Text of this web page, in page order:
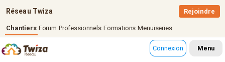
Réseau Twiza
Chantiers Forum Professionnels Formations Menuiseries
Rejoindre
Connexion Menu